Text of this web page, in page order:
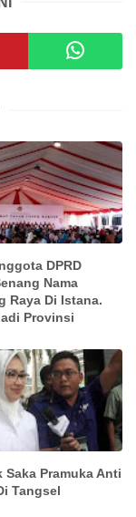
DPRD
Nama
Raya Di Istana.
Provinsi
Saka Pramuka Anti
Tangsel